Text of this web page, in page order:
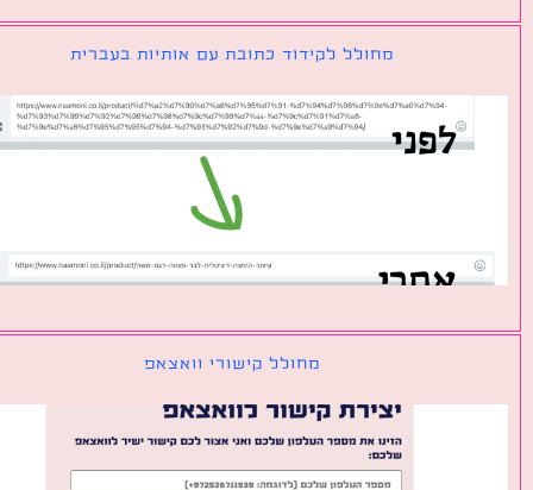
מחולל לקידוד כתובת עם אותיות בעברית
מחולל קישורי וואצאפ